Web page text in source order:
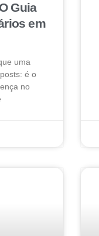
Guia
em
uma
é o
no